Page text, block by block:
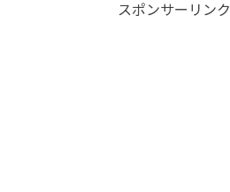
スポンサーリンク